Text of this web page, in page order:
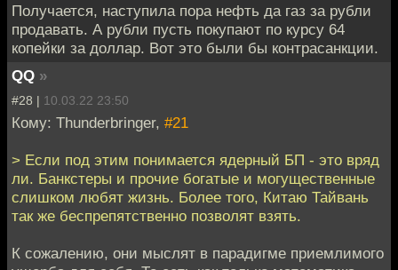
Получается, наступила пора нефть да газ за рубли
продавать. А рубли пусть покупают по курсу 64
копейки за доллар. Вот это были бы контрасанкции.
QQ »
#28 | 10.03.22 23:50
Кому: Thunderbringer, #21
> Если под этим понимается ядерный БП - это вряд
ли. Банкстеры и прочие богатые и могущественные
слишком любят жизнь. Более того, Китаю Тайвань
так же беспрепятственно позволят взять.
К сожалению, они мыслят в парадигме приемлимого